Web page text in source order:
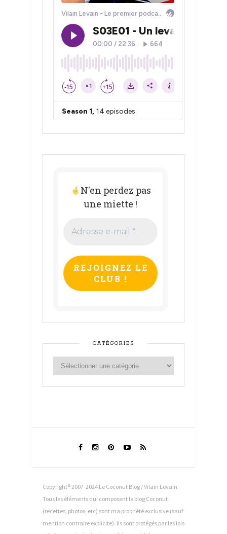
N'en perdez pas
une miette !
e-
*
CATÉGORIES
Copyright® 2007-2024 Le Coconut Blog / Vilain Levain.
Tous les éléments qui composent le blog Coconut
(recettes, photos, etc) sont ma propriété exclusive (sauf
mention contraire explicite). Ils sont protégés par les lois